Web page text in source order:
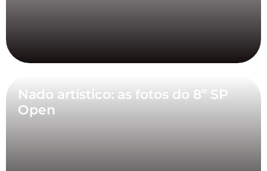
Nado artístico: as fotos do 8º SP
Open